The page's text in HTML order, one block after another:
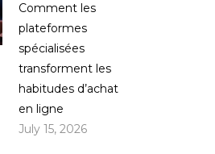
Comment les
plateformes
spécialisées
transforment les
habitudes d’achat
en ligne
July 15, 2026